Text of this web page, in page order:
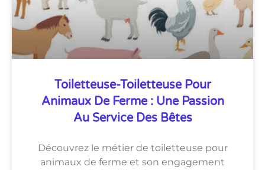
Toiletteuse-Toiletteuse Pour
Animaux De Ferme : Une Passion
Au Service Des Bêtes
Découvrez le métier de toiletteuse pour
animaux de ferme et son engagement